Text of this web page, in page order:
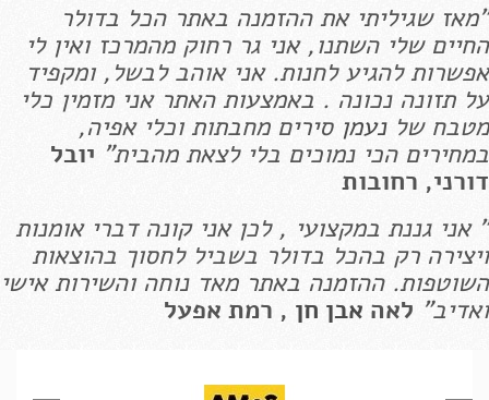
"מאז שגיליתי את ההזמנה באתר הכל בדולר
החיים שלי השתנו, אני גר רחוק מהמרכז ואין לי
אפשרות להגיע לחנות. אני אוהב לבשל, ומקפיד
על תזונה נכונה . באמצעות האתר אני מזמין כלי
מטבח שלנעמןסירים מחבתות וכלי אפיה,
במחירים הכי נמוכים בלי לצאת מהבית" יובל
דורני, רחובות
" אני גננת במקצועי , לכן אני קונה דברי אומנות
ויצירה רק בהכל בדולר בשביל לחסוך בהוצאות
השוטפות. ההזמנה באתר מאד נוחה והשירות אישי
ואדיב" לאה אבן חן , רמת אפעל